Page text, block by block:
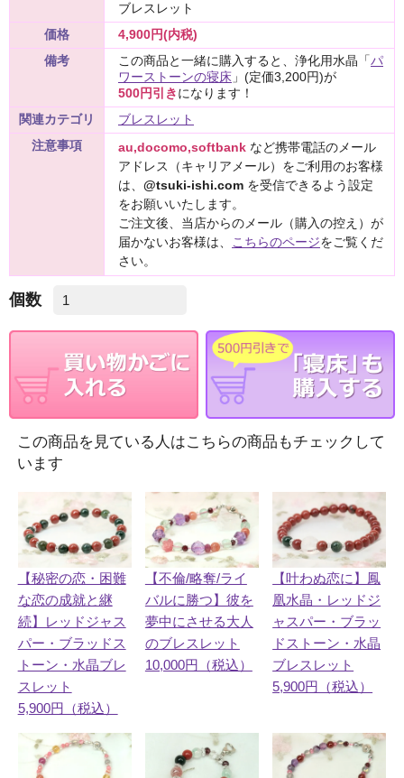
ブレスレット
価格
4,900円(内税)
備考
この商品と一緒に購入すると、浄化用水晶「パ
ワーストーンの寝床 」(定価3,200円)が
500円引き になります！
関連カテゴリ
ブレスレット
注意事項
au,docomo,softbank など携帯電話のメール
アドレス（キャリアメール）をご利用のお客様
は、 @tsuki-ishi.com を受信できるよう設定
をお願いいたします。
ご注文後、当店からのメール（購入の控え）が
届かないお客様は、
こちらのページをご覧くだ
さい。
個数
この商品を見ている人はこちらの商品もチェックして
います
【秘密の恋・困難
な恋の成就と継
続】レッドジャス
パー・ブラッドス
トーン・水晶ブレ
スレット
5,900円（税込）
【不倫/略奪/ライ
バルに勝つ】彼を
夢中にさせる大人
のブレスレット
10,000円（税込）
【叶わぬ恋に】鳳
凰水晶・レッドジ
ャスパー・ブラッ
ドストーン・水晶
ブレスレット
5,900円（税込）